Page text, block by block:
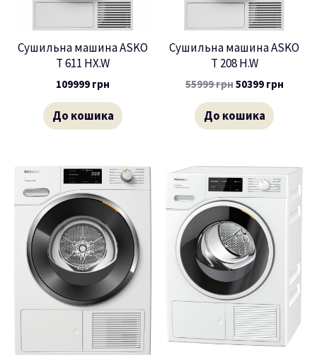
Сушильна машина ASKO
T 611 HX.W
109999 грн
До кошика
Сушильна машина ASKO
T 208 H.W
55999грн50399 грн
До кошика